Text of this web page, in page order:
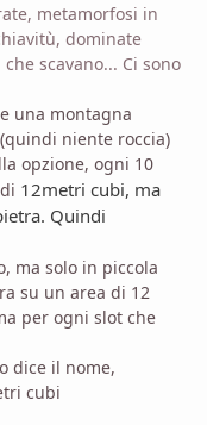
metamorfosi in
dominate
scavano... Ci sono
una montagna
niente roccia)
opzione, ogni 10
12metri cubi, ma
Quindi
ma solo in piccola
su un area di 12
per ogni slot che
dice il nome,
cubi